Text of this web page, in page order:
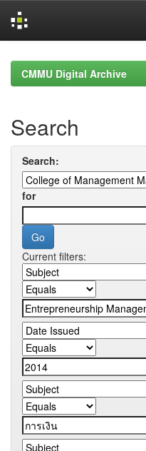
navigationCMMU Digital Archive
Search
Search:
for
Current filters: